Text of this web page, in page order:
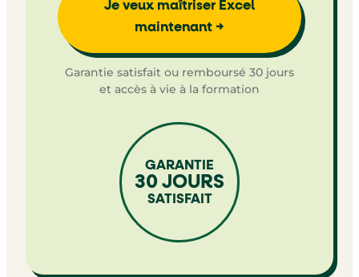
Je veux maîtriser Excel
maintenant →
Garantie satisfait ou remboursé 30 jours
et accès à vie à la formation
GARANTIE
30 JOURS
SATISFAIT